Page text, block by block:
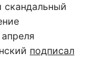
скандальный
подписал